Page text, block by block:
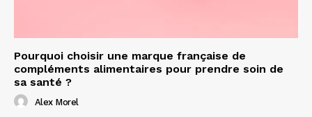
Pourquoi choisir une marque française de
compléments alimentaires pour prendre soin de
sa santé ?
Alex Morel